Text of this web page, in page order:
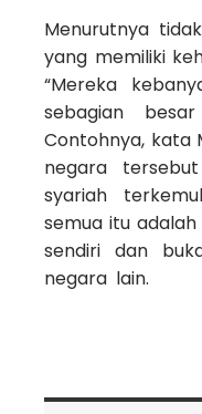
Menurutnya
yang memiliki
“Mereka
sebagian
Contohnya, kata
negara
syariah
semua itu
sendiri dan
negara lain.